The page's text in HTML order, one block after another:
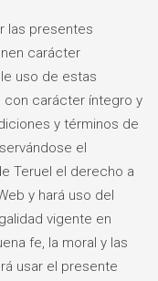
las presentes
carácter
uso de estas
con carácter íntegro y
y términos de
el
Teruel el derecho a
y hará uso del
vigente en
fe, la moral y las
usar el presente